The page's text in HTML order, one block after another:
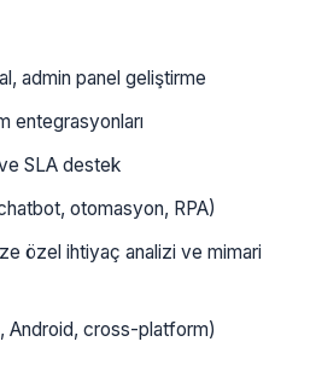
admin panel geliştirme
entegrasyonları
SLA destek
otomasyon, RPA)
özel ihtiyaç analizi ve mimari
Android, cross-platform)